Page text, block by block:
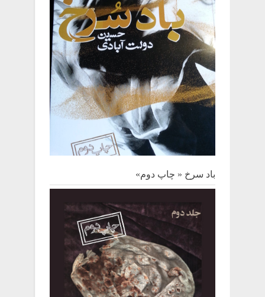
باد سرخ « چاپ دوم»